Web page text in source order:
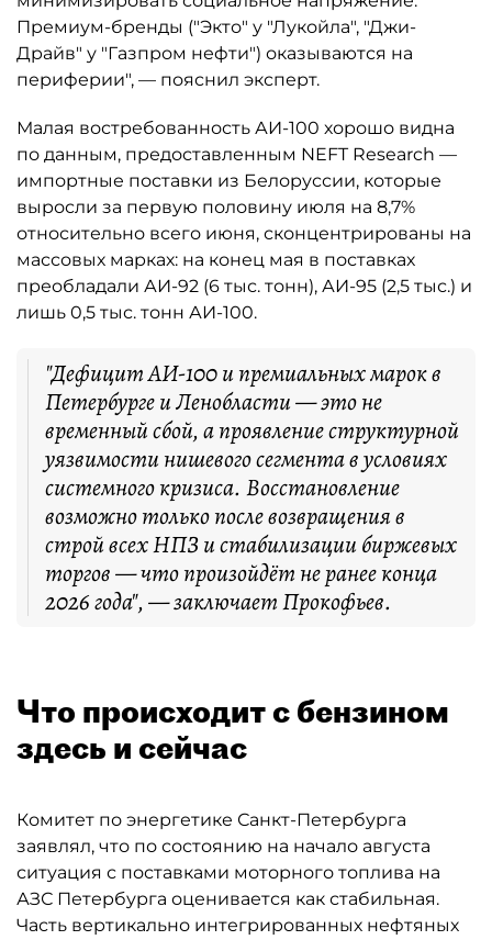
Премиум-бренды ("Экто" у "Лукойла", "Джи-
Драйв" у "Газпром нефти") оказываются на
периферии", — пояснил эксперт.
Малая востребованность АИ-100 хорошо видна
по данным, предоставленным NEFT Research —
импортные поставки из Белоруссии, которые
выросли за первую половину июля на 8,7%
относительно всего июня, сконцентрированы на
массовых марках: на конец мая в поставках
преобладали АИ-92 (6 тыс. тонн), АИ-95 (2,5 тыс.) и
лишь 0,5 тыс. тонн АИ-100.
"Дефицит АИ-100 и премиальных марок в
Петербурге и Ленобласти — это не
временный сбой, а проявление структурной
уязвимости нишевого сегмента в условиях
системного кризиса. Восстановление
возможно только после возвращения в
строй всех НПЗ и стабилизации биржевых
торгов — что произойдёт не ранее конца
2026 года", — заключает Прокофьев.
Что происходит с бензином
здесь и сейчас
Комитет по энергетике Санкт-Петербурга
заявлял, что по состоянию на начало августа
ситуация с поставками моторного топлива на
АЗС Петербурга оценивается как стабильная.
Часть вертикально интегрированных нефтяных